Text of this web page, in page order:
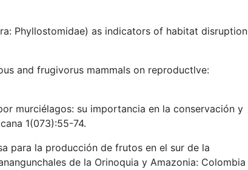
Phyllostomidae) as indicators of habitat disruption
and frugivorus mammals on reproductlve:
murciélagos: su importancia en la conservación y
1(073):55-74.
para la producción de frutos en el sur de la
de la Orinoquia y Amazonia: Colombia